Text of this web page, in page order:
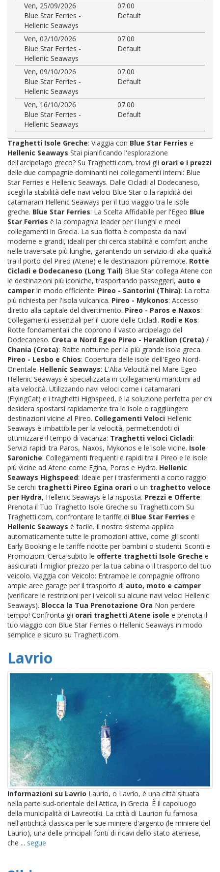
Ven, 25/09/2026
07:00
Blue Star Ferries -
Hellenic Seaways
Default
Ven, 02/10/2026
07:00
Blue Star Ferries -
Hellenic Seaways
Default
Ven, 09/10/2026
07:00
Blue Star Ferries -
Hellenic Seaways
Default
Ven, 16/10/2026
07:00
Blue Star Ferries -
Hellenic Seaways
Default
Traghetti Isole Greche: Viaggia con Blue Star Ferries e
Hellenic Seaways Stai pianificando l'esplorazione
dell'arcipelago greco? Su Traghetti.com, trovi gli orari e i prezzi
delle due compagnie dominanti nei collegamenti interni: Blue
Star Ferries e Hellenic Seaways. Dalle Cicladi al Dodecaneso,
scegli la stabilità delle navi veloci Blue Star o la rapidità dei
catamarani Hellenic Seaways per il tuo viaggio tra le isole
greche. Blue Star Ferries: La Scelta Affidabile per l'Egeo Blue
Star Ferries è la compagnia leader per i lunghi e medi
collegamenti in Grecia. La sua flotta è composta da navi
moderne e grandi, ideali per chi cerca stabilità e comfort anche
nelle traversate più lunghe, garantendo un servizio di alta qualità
tra il porto del Pireo (Atene) e le destinazioni più remote. Rotte
Cicladi e Dodecaneso (Long Tail) Blue Star collega Atene con
le destinazioni più iconiche, trasportando passeggeri, auto e
camper in modo efficiente: Pireo - Santorini (Thira): La rotta
più richiesta per l'isola vulcanica. Pireo - Mykonos: Accesso
diretto alla capitale del divertimento. Pireo - Paros e Naxos:
Collegamenti essenziali per il cuore delle Cicladi. Rodi e Kos:
Rotte fondamentali che coprono il vasto arcipelago del
Dodecaneso. Creta e Nord Egeo Pireo - Heraklion (Creta) /
Chania (Creta): Rotte notturne per la più grande isola greca.
Pireo - Lesbo e Chios: Copertura delle isole dell'Egeo Nord-
Orientale. Hellenic Seaways: L'Alta Velocità nel Mare Egeo
Hellenic Seaways è specializzata in collegamenti marittimi ad
alta velocità. Utilizzando navi veloci come i catamarani
(FlyingCat) e i traghetti Highspeed, è la soluzione perfetta per chi
desidera spostarsi rapidamente tra le isole o raggiungere
destinazioni vicine al Pireo. Collegamenti Veloci Hellenic
Seaways è imbattibile per la velocità, permettendoti di
ottimizzare il tempo di vacanza: Traghetti veloci Cicladi:
Servizi rapidi tra Paros, Naxos, Mykonos e le isole vicine. Isole
Saroniche: Collegamenti frequenti e rapidi tra il Pireo e le isole
più vicine ad Atene come Egina, Poros e Hydra. Hellenic
Seaways Highspeed: Ideale per i trasferimenti a corto raggio.
Se cerchi traghetti Pireo Egina orari o un traghetto veloce
per Hydra, Hellenic Seaways è la risposta. Prezzi e Offerte:
Prenota il Tuo Traghetto Isole Greche su Traghetti.com Su
Traghetti.com, confrontare le tariffe di Blue Star Ferries e
Hellenic Seaways è facile. Il nostro sistema applica
automaticamente tutte le promozioni attive, come gli sconti
Early Booking e le tariffe ridotte per bambini o studenti. Sconti e
Promozioni: Cerca subito le offerte traghetti Isole Greche e
assicurati il miglior prezzo per la tua cabina o il trasporto del tuo
veicolo. Viaggia con Veicolo: Entrambe le compagnie offrono
ampie aree garage per il trasporto di auto, moto e camper
(verificare le restrizioni per i veicoli su alcune navi veloci Hellenic
Seaways). Blocca la Tua Prenotazione Ora Non perdere
tempo! Confronta gli orari traghetti Atene isole e prenota il
tuo viaggio con Blue Star Ferries o Hellenic Seaways in modo
semplice e sicuro su Traghetti.com.
Lavrio
Informazioni su Lavrio Laurio, o Lavrio, è una città situata
nella parte sud-orientale dell'Attica, in Grecia. È il capoluogo
della municipalità di Lavreotiki. La città di Laurion fu famosa
nell'antichità classica per le sue miniere d'argento (le miniere del
Laurio), una delle principali fonti di ricavi dello stato ateniese,
che ... segue